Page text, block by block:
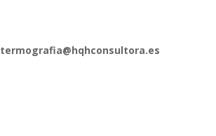
termografia@hqhconsultora.es